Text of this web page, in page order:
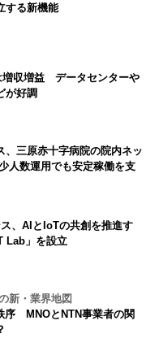
する新機能
増収増益 データセンターや
が好調
、三原赤十字病院の院内ネッ
人数運用でも安定稼働を支
、AIとIoTの共創を推進す
Lab」を設立
新・業界地図
序 MNOとNTN事業者の関